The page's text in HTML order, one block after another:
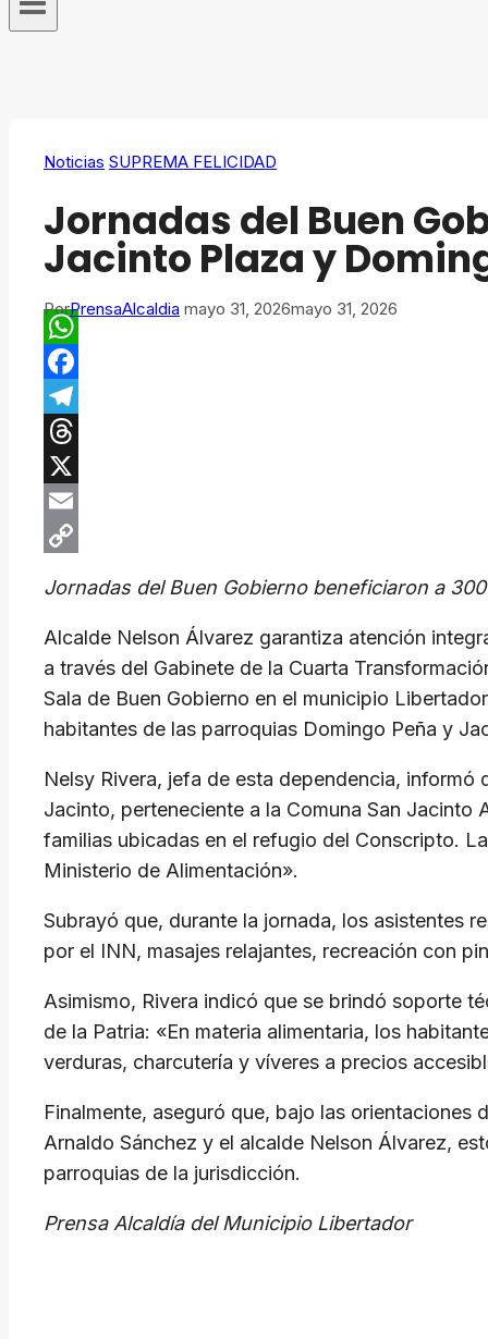
Noticias SUPREMA FELICIDAD
Jornadas del Buen
Jacinto Plaza y
PorPrensaAlcaldia mayo 31, 2026mayo 31, 2026
WhatsApp
Facebook
Telegram
Threads
X
Email
Jornadas del Buen Gobierno beneficiaron a
Alcalde Nelson Álvarez garantiza atención
a través del Gabinete de la Cuarta
Sala de Buen Gobierno en el municipio
habitantes de las parroquias Domingo Peña y
Nelsy Rivera, jefa de esta dependencia,
Jacinto, perteneciente a la Comuna San Jacinto
familias ubicadas en el refugio del Conscripto.
Ministerio de Alimentación».
Subrayó que, durante la jornada, los asistentes
por el INN, masajes relajantes, recreación con
Asimismo, Rivera indicó que se brindó soporte
de la Patria: «En materia alimentaria, los
verduras, charcutería y víveres a precios
Finalmente, aseguró que, bajo las
Arnaldo Sánchez y el alcalde Nelson Álvarez,
parroquias de la jurisdicción.
Prensa Alcaldía del Municipio Libertador